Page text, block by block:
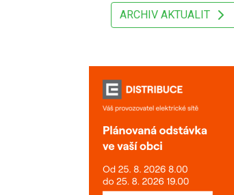
ARCHIV AKTUALIT